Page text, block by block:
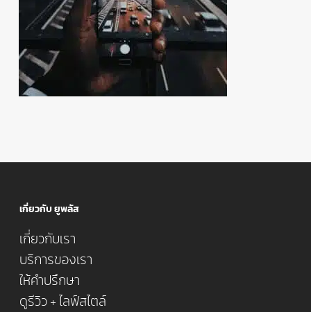
เกี่ยวกับ ยูพลัส
เกี่ยวกับเรา
บริการของเรา
ให้คำปรึกษา
ดูรีวิว + ไลฟ์สไตล์